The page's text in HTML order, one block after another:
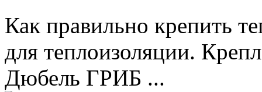
Как правильно крепить
для теплоизоляции.
Дюбель ГРИБ ...